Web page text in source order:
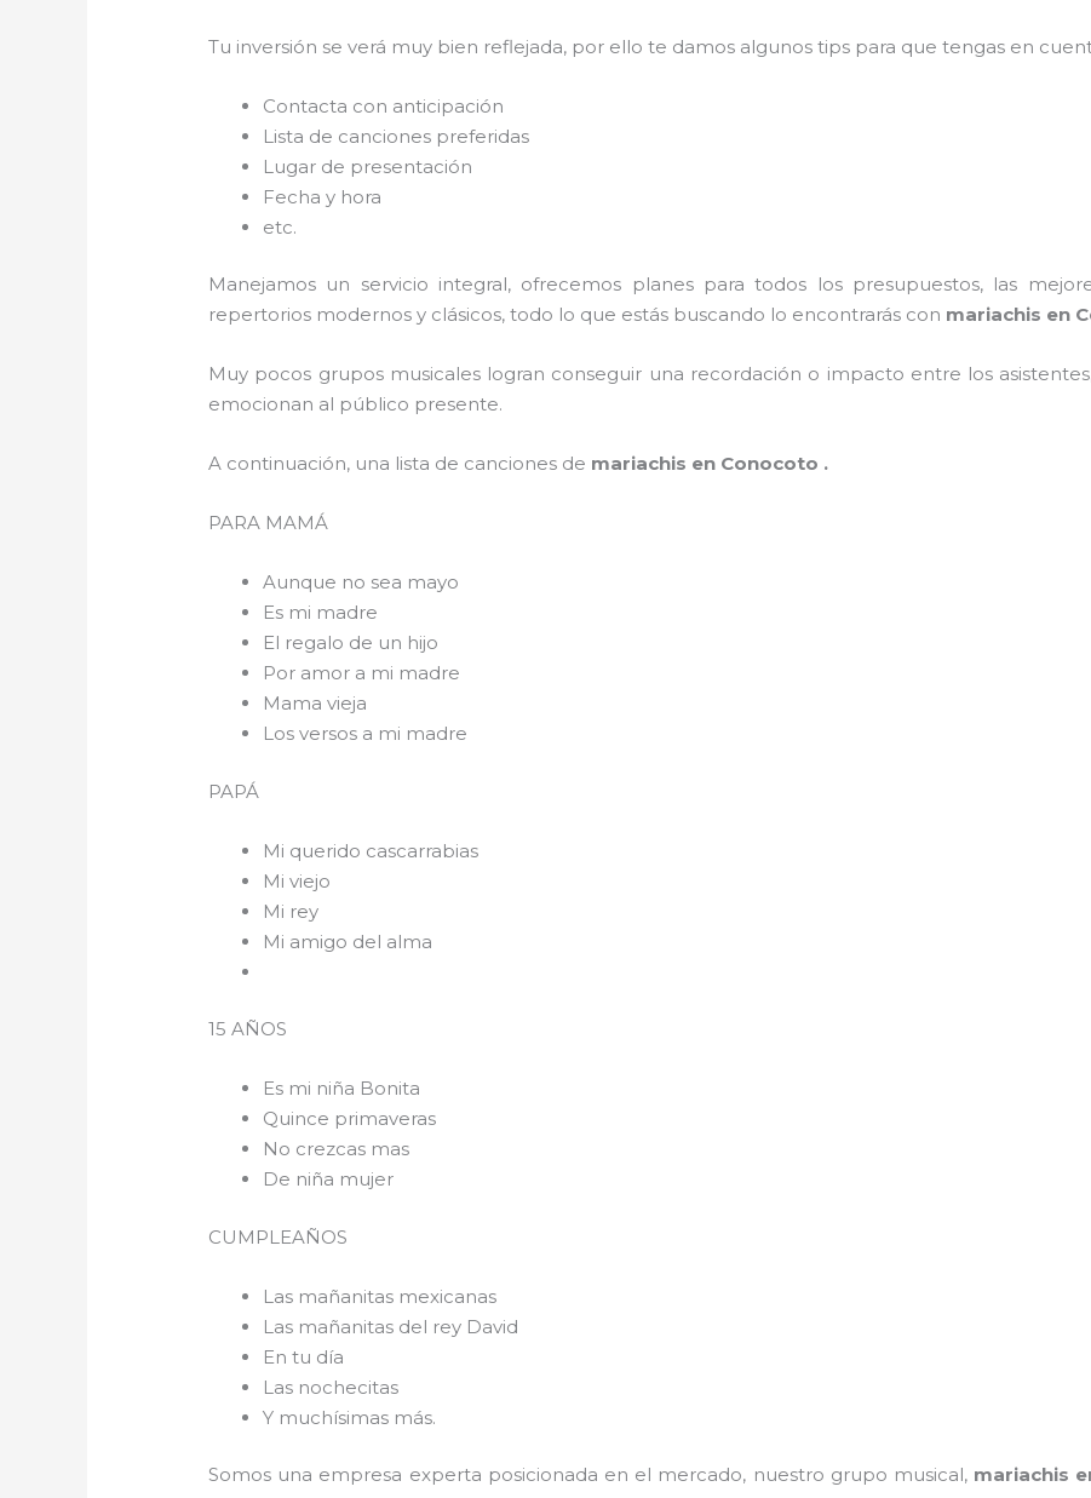
Tu inversión se verá muy bien reflejada, por ello te damos algunos tips para que tengas en
Contacta con anticipación
Lista de canciones preferidas
Lugar de presentación
Fecha y hora
etc.
Manejamos un servicio integral, ofrecemos planes para todos los presupuestos, las
repertorios modernos y clásicos, todo lo que estás buscando lo encontrarás con mariachis en
Muy pocos grupos musicales logran conseguir una recordación o impacto entre los
emocionan al público presente.
A continuación, una lista de canciones de mariachis en Conocoto .
PARA MAMÁ
Aunque no sea mayo
Es mi madre
El regalo de un hijo
Por amor a mi madre
Mama vieja
Los versos a mi madre
PAPÁ
Mi querido cascarrabias
Mi viejo
Mi rey
Mi amigo del alma
15 AÑOS
Es mi niña Bonita
Quince primaveras
No crezcas mas
De niña mujer
CUMPLEAÑOS
Las mañanitas mexicanas
Las mañanitas del rey David
En tu día
Las nochecitas
Y muchísimas más.
Somos una empresa experta posicionada en el mercado, nuestro grupo musical, mariachis